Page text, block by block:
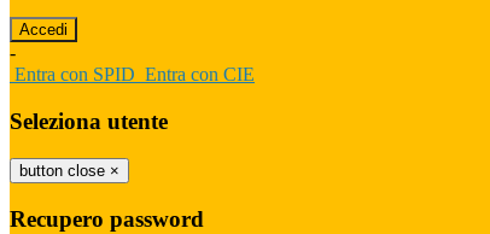
-
Entra con SPID Entra con CIE
Seleziona utente
button close ×
Recupero password